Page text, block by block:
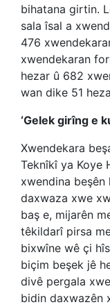
bihatana girtin.
sala îsal a
476
xwendekaran
hezar û 682
wan dike 51
‘Gelek girîng e
Xwendekara
Teknîkî ya Koye
xwendina
daxwaza xwe
baş e, mijarên
têkildarî pirsa
bixwîne wê çi
biçim beşek jê
divê pergala
bidin daxwazên